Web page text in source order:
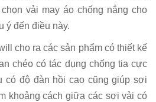
vải may áo chống nắng cho
ý đến điều này.
cho ra các sản phẩm có thiết kế
chéo có tác dụng chống tia cực
có độ đàn hồi cao cũng giúp sợi
khoảng cách giữa các sợi vải có